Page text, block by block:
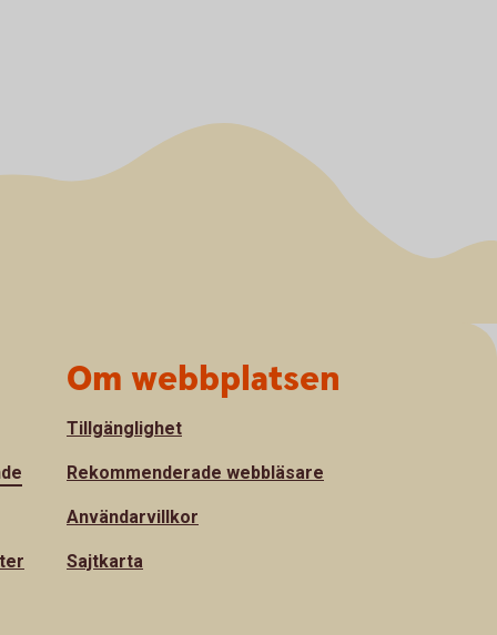
Om webbplatsen
Tillgänglighet
Rekommenderade webbläsare
Användarvillkor
Sajtkarta